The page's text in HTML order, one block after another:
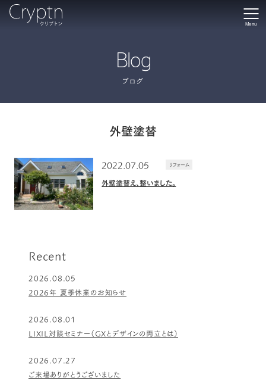
Menu
Blog
ブログ
外壁塗替
外壁塗替え、整いました。
リフォーム
2022.07.05
Recent
2026.08.05
2026年 夏季休業のお知らせ
2026.08.01
LIXIL対談セミナー（GXとデザインの両立とは）
2026.07.27
ご来場ありがとうございました